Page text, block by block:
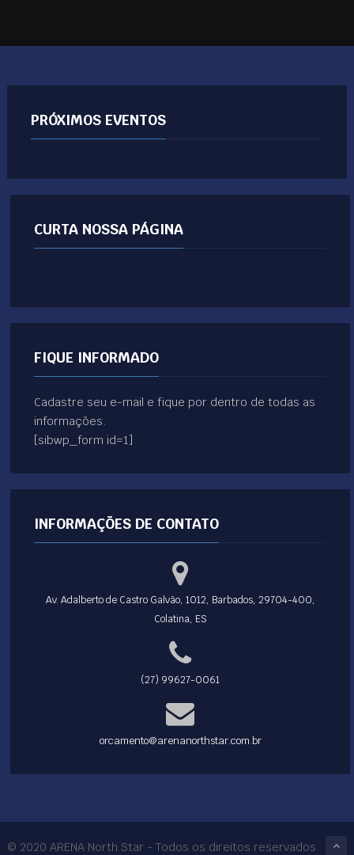
PRÓXIMOS EVENTOS
CURTA NOSSA PÁGINA
FIQUE INFORMADO
Cadastre seu e-mail e fique por dentro de todas as
informações.
[sibwp_form id=1]
INFORMAÇÕES DE CONTATO
Av. Adalberto de Castro Galvão, 1012, Barbados, 29704-400,
Colatina, ES
(27) 99627-0061
orcamento@arenanorthstar.com.br
© 2020 ARENA North Star - Todos os direitos reservados